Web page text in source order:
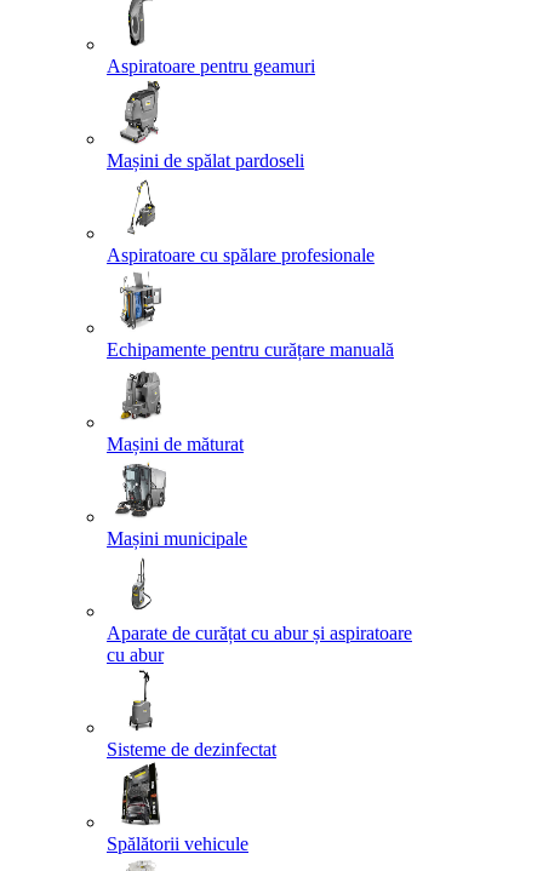
Aspiratoare pentru geamuri
Mașini de spălat pardoseli
Aspiratoare cu spălare profesionale
Echipamente pentru curățare manuală
Mașini de măturat
Mașini municipale
Aparate de curățat cu abur și aspiratoare
cu abur
Sisteme de dezinfectat
Spălătorii vehicule